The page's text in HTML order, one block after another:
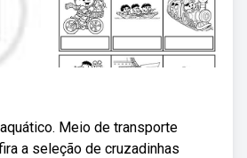
Meio de transporte
a seleção de cruzadinhas